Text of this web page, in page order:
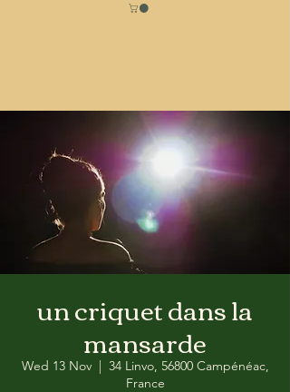
un criquet dans la
mansarde
Wed 13 Nov
  |
34 Linvo, 56800 Campénéac,
France